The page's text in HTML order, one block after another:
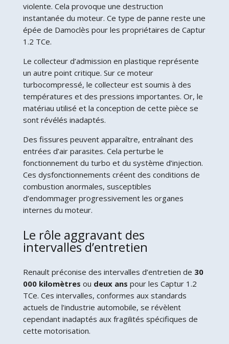
violente. Cela provoque une destruction
instantanée du moteur. Ce type de panne reste une
épée de Damoclès pour les propriétaires de Captur
1.2 TCe.
Le collecteur d’admission en plastique représente
un autre point critique. Sur ce moteur
turbocompressé, le collecteur est soumis à des
températures et des pressions importantes. Or, le
matériau utilisé et la conception de cette pièce se
sont révélés inadaptés.
Des fissures peuvent apparaître, entraînant des
entrées d’air parasites. Cela perturbe le
fonctionnement du turbo et du système d’injection.
Ces dysfonctionnements créent des conditions de
combustion anormales, susceptibles
d’endommager progressivement les organes
internes du moteur.
Le rôle aggravant des
intervalles d’entretien
Renault préconise des intervalles d’entretien de 30
000 kilomètres ou deux ans pour les Captur 1.2
TCe. Ces intervalles, conformes aux standards
actuels de l’industrie automobile, se révèlent
cependant inadaptés aux fragilités spécifiques de
cette motorisation.